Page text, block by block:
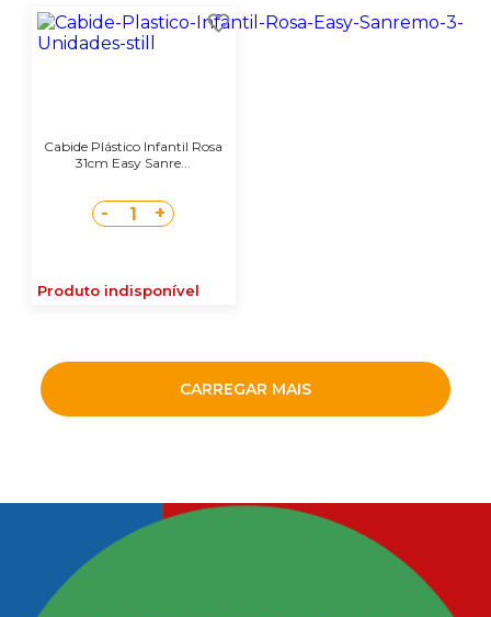
Cabide Plástico Infantil Rosa
31cm Easy Sanre...
- 1 +
Produto indisponível
CARREGAR MAIS